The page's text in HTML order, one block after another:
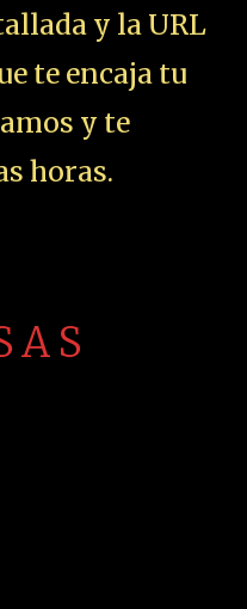
y la URL
te encaja tu
y te
horas.